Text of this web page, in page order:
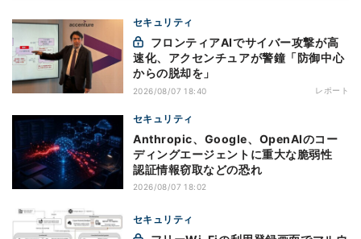
セキュリティ
速化、アクセンチュアが警鐘「防御中心
からの脱却を」
2026/08/07 18:40 レポート
セキュリティ
Anthropic、Google、OpenAIのコー
ディングエージェントに重大な脆弱性
認証情報窃取などの恐れ
2026/08/07 18:02
セキュリティ